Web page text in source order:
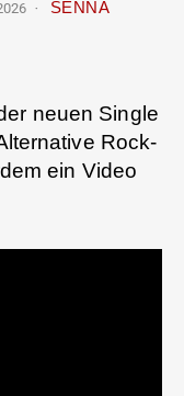
SENNA
neuen Single
Rock-
ein Video